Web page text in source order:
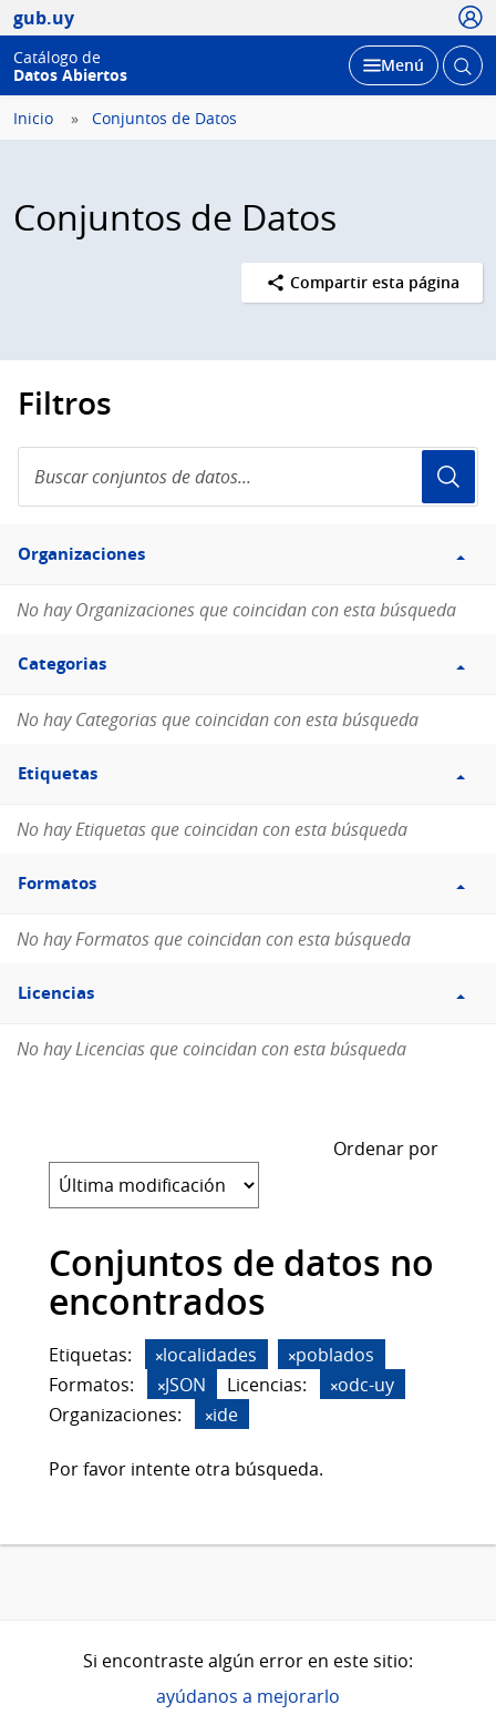
gub.uy
Catálogo de
Datos Abiertos
Desplegar
Menú Abrir
Inicio Conjuntos de Datos
Conjuntos de Datos
Compartir esta página
Filtros
conjuntos
de
Filtro
Organizaciones
Organizaciones
No hay Organizaciones que coincidan con esta búsqueda
Filtro
Categorias
Categorias
No hay Categorias que coincidan con esta búsqueda
Filtro
Etiquetas
Etiquetas
No hay Etiquetas que coincidan con esta búsqueda
Filtro
Formatos
Formatos
No hay Formatos que coincidan con esta búsqueda
Filtro
Licencias
Licencias
No hay Licencias que coincidan con esta búsqueda
Ordenar por
Conjuntos de datos no
encontrados
Etiquetas: localidades
poblados
Formatos:
JSON Licencias:
odc-uy
Organizaciones:
ide
Por favor intente otra búsqueda.
Si encontraste algún error en este sitio:
ayúdanos a mejorarlo